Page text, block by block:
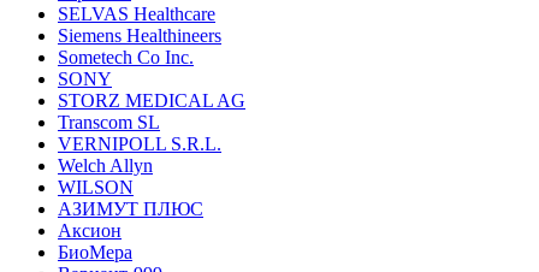
SELVAS Healthcare
Siemens Healthineers
Sometech Co Inc.
SONY
STORZ MEDICAL AG
Transcom SL
VERNIPOLL S.R.L.
Welch Allyn
WILSON
АЗИМУТ ПЛЮС
Аксион
БиоМера